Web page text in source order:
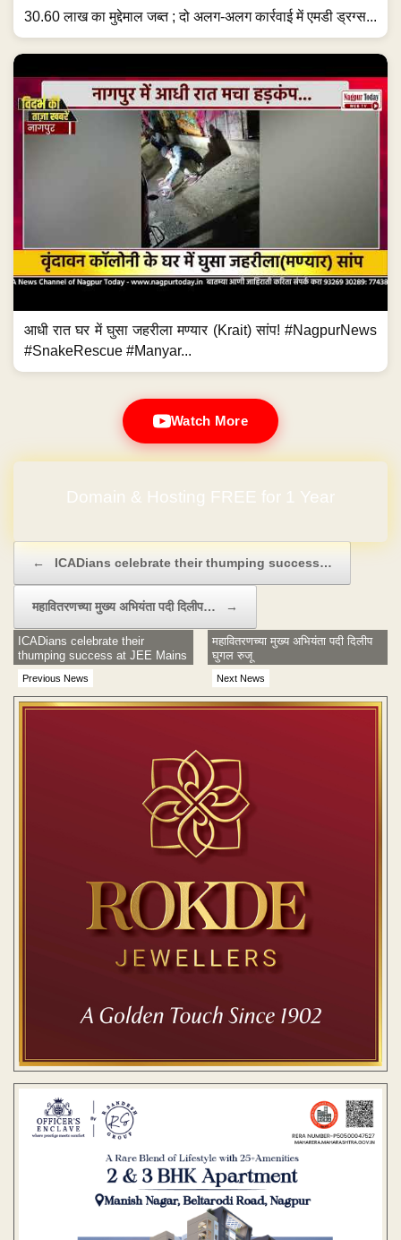
30.60 लाख का मुद्देमाल जब्त ; दो अलग-अलग कार्रवाई में एमडी ड्रग्स...
आधी रात घर में घुसा जहरीला मण्यार (Krait) सांप! #NagpurNews
#SnakeRescue #Manyar...
Watch More
Domain & Hosting FREE for 1 Year
← ICADians celebrate their thumping success…
महावितरणच्या मुख्य अभियंता पदी दिलीप… →
Previous News
ICADians celebrate their
thumping success at JEE Mains
Next News
महावितरणच्या मुख्य अभियंता पदी दिलीप
घुगल रुजू